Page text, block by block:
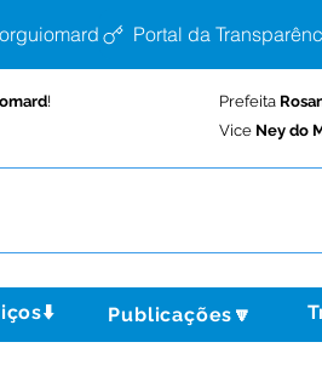
Portal da
! Prefeita
Vice Ney do
Publicações🔽